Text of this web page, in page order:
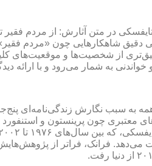
در متن آثارش: از مردم
دقیق شاهکارهایی چون «مردم
از شخصیت‌ها و موقعیت‌های
به شمار می‌رود و با ارائه
به سبب نگارش زندگی‌نامه‌ای
معتبری چون پرینستون و
فرانک، فراتر از